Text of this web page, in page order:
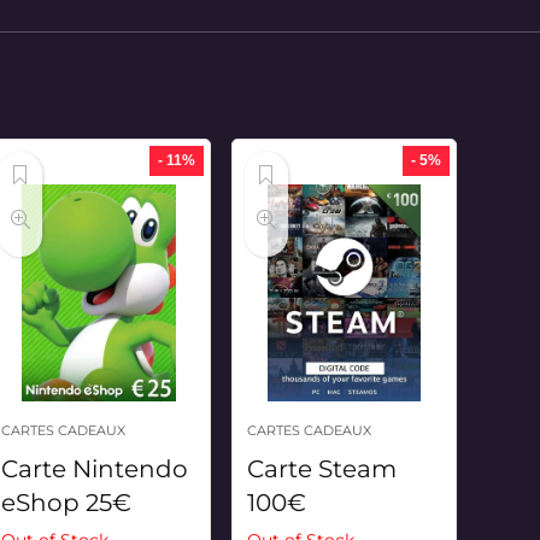
- 11%
CARTES CADEAUX
Carte Nintendo
eShop 25€
- 5%
CARTES CADEAUX
Carte Steam
100€